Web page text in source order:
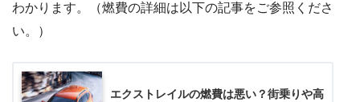
わかります。（燃費の詳細は以下の記事をご参照くださ
い。）
エクストレイルの燃費は悪い？街乗りや高